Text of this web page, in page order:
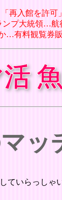
再入館を許
プ大統領…
…有料観覧券
ッ
ていらっしゃ